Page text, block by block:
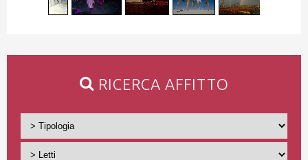
RICERCA AFFITTO